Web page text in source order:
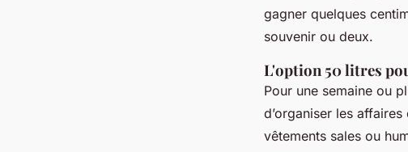
gagner quelques
souvenir ou deux.
L'option 50 litres
Pour une semaine ou
d’organiser les
vêtements sales ou